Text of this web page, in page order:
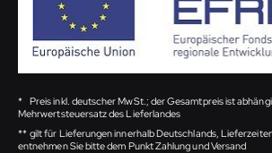
* Preis inkl. deutscher MwSt.; der Gesamtpreis ist
Mehrwertsteuersatz des Lieferlandes
** gilt für Lieferungen innerhalb Deutschlands,
entnehmen Sie bitte dem Punkt Zahlung und Versand